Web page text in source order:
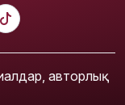
авторлық